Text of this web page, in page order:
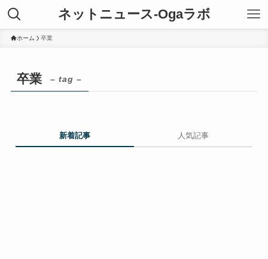
ネットニュース-Ogaラボ
ホーム 卒業
卒業 – tag –
新着記事 人気記事